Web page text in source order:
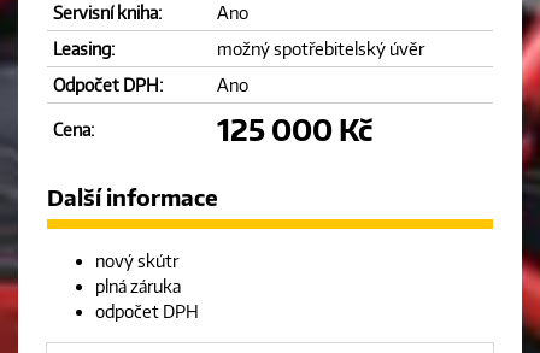
Servisní kniha:
Ano
Leasing:
možný spotřebitelský úvěr
Odpočet DPH:
Ano
Cena: 125 000 Kč
Další informace
nový skútr
plná záruka
odpočet DPH